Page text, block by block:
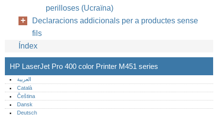
perilloses (Ucraïna)
Declaracions addicionals per a productes sense
fils
Índex
HP LaserJet Pro 400 color Printer M451 series
العربية
Català
Čeština
Dansk
Deutsch